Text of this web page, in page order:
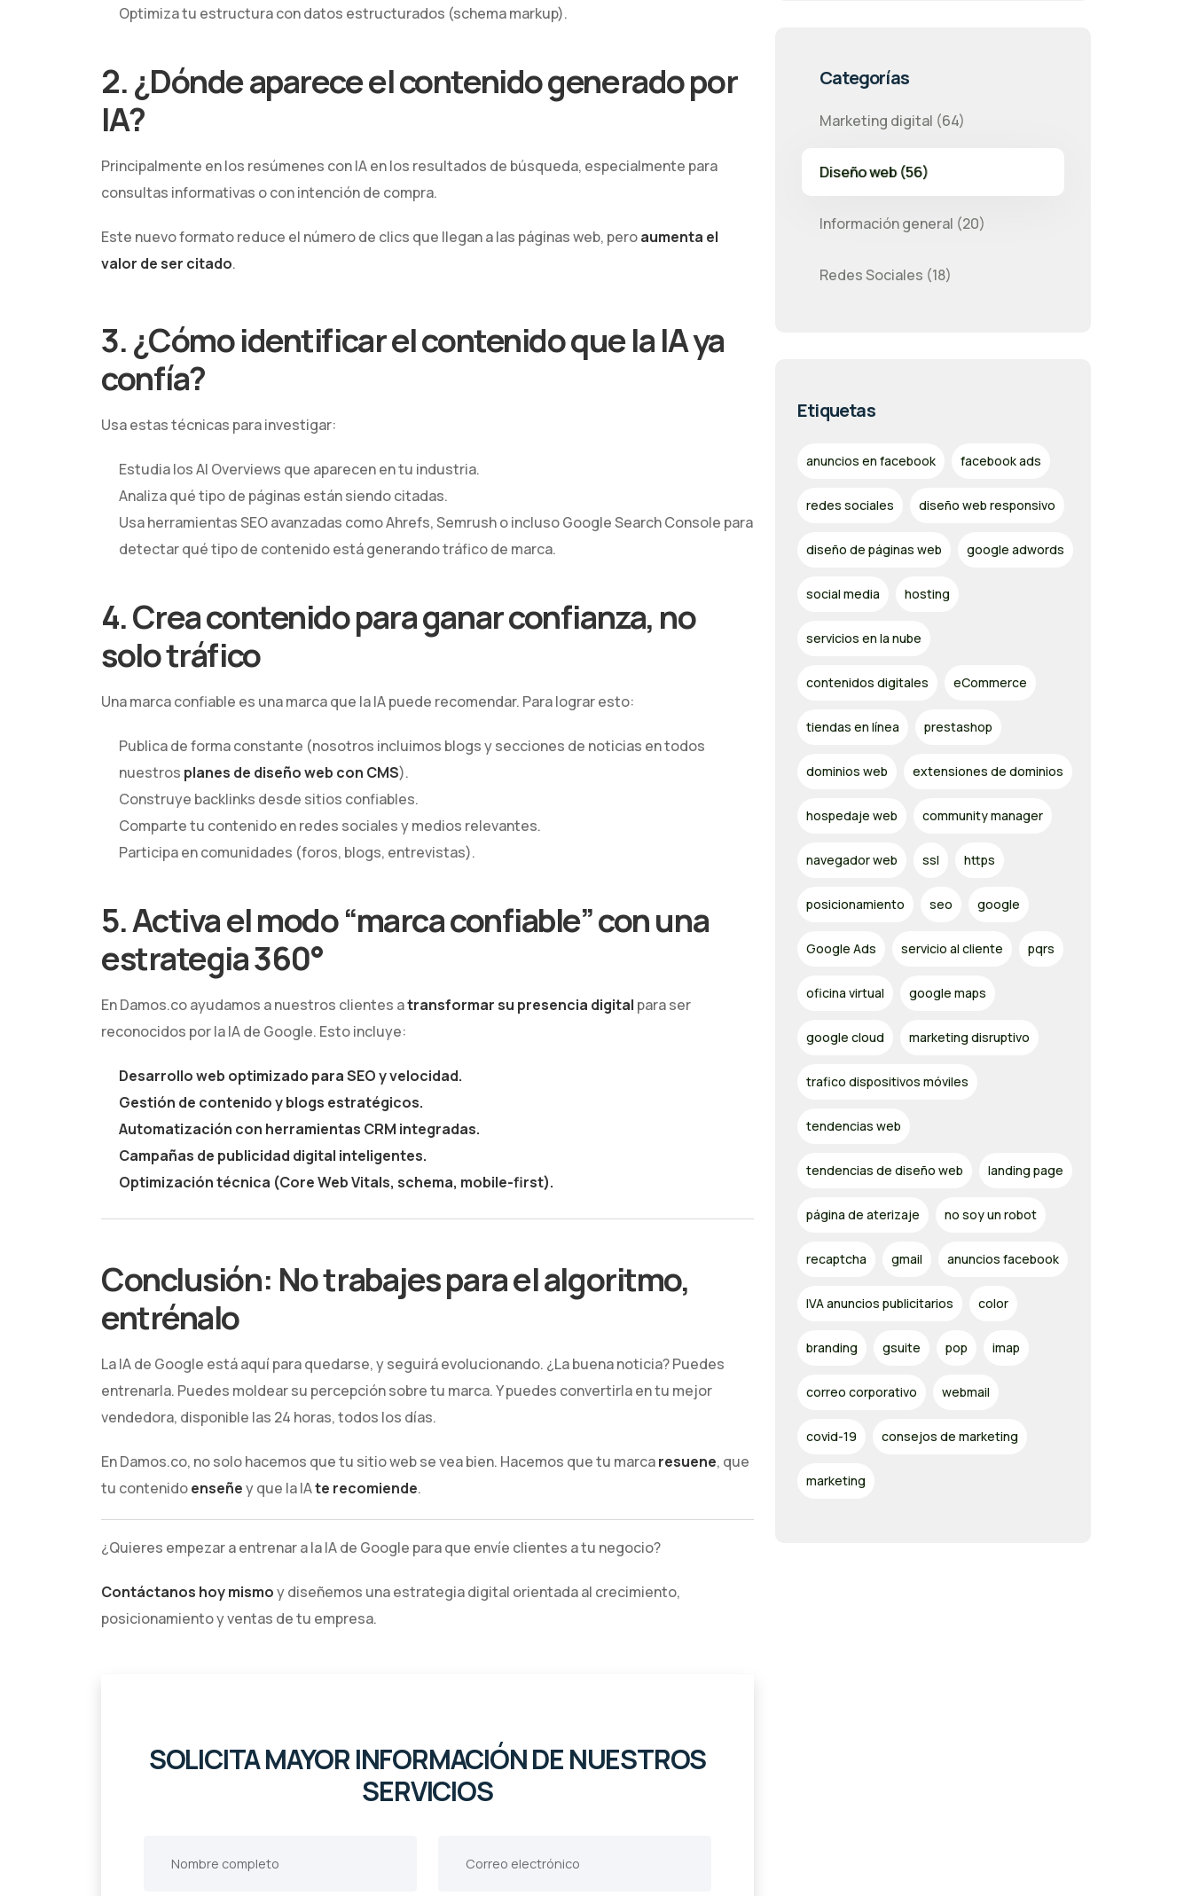
Optimiza tu estructura con datos estructurados (schema markup).
2. ¿Dónde aparece el contenido generado por
IA?
Principalmente en los resúmenes con IA en los resultados de búsqueda, especialmente para
consultas informativas o con intención de compra.
Este nuevo formato reduce el número de clics que llegan a las páginas web, peroaumenta el
valor de ser citado.
3. ¿Cómo identificar el contenido que la IA ya
confía?
Usa estas técnicas para investigar:
Estudia los AI Overviews que aparecen en tu industria.
Analiza qué tipo de páginas están siendo citadas.
Usa herramientas SEO avanzadas como Ahrefs, Semrush o incluso Google Search Console para
detectar qué tipo de contenido está generando tráfico de marca.
4. Crea contenido para ganar confianza, no
solo tráfico
Una marca confiable es una marca que la IA puede recomendar. Para lograr esto:
Publica de forma constante (nosotros incluimos blogs y secciones de noticias en todos
nuestros planes de diseño web con CMS).
Construye backlinks desde sitios confiables.
Comparte tu contenido en redes sociales y medios relevantes.
Participa en comunidades (foros, blogs, entrevistas).
5. Activa el modo “marca confiable” con una
estrategia 360°
En Damos.co ayudamos a nuestros clientes atransformar su presencia digital para ser
reconocidos por la IA de Google. Esto incluye:
Desarrollo web optimizado para SEO y velocidad.
Gestión de contenido y blogs estratégicos.
Automatización con herramientas CRM integradas.
Campañas de publicidad digital inteligentes.
Optimización técnica (Core Web Vitals, schema, mobile-first).
Conclusión: No trabajes para el algoritmo,
entrénalo
La IA de Google está aquí para quedarse, y seguirá evolucionando. ¿La buena noticia? Puedes
entrenarla. Puedes moldear su percepción sobre tu marca. Y puedes convertirla en tu mejor
vendedora, disponible las 24 horas, todos los días.
En Damos.co, no solo hacemos que tu sitio web se vea bien. Hacemos que tu marcaresuene, que
tu contenidoenseñey que la IAte recomiende.
¿Quieres empezar a entrenar a la IA de Google para que envíe clientes a tu negocio?
Contáctanos hoy mismoy diseñemos una estrategia digital orientada al crecimiento,
posicionamiento y ventas de tu empresa.
SOLICITA MAYOR INFORMACIÓN DE NUESTROS
SERVICIOS
Categorías
Marketing digital (64)
Diseño web (56)
Información general (20)
Redes Sociales (18)
Etiquetas
anuncios en facebook facebook ads
redes sociales diseño web responsivo
diseño de páginas web google adwords
social media hosting
servicios en la nube
contenidos digitales eCommerce
tiendas en línea prestashop
dominios web extensiones de dominios
hospedaje web community manager
navegador web ssl https
posicionamiento seo google
Google Ads servicio al cliente pqrs
oficina virtual google maps
google cloud marketing disruptivo
trafico dispositivos móviles
tendencias web
tendencias de diseño web landing page
página de aterizaje no soy un robot
recaptcha gmail anuncios facebook
IVA anuncios publicitarios color
branding gsuite pop imap
correo corporativo webmail
covid-19 consejos de marketing
marketing